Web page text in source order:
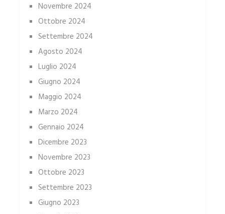
Novembre 2024
Ottobre 2024
Settembre 2024
Agosto 2024
Luglio 2024
Giugno 2024
Maggio 2024
Marzo 2024
Gennaio 2024
Dicembre 2023
Novembre 2023
Ottobre 2023
Settembre 2023
Giugno 2023